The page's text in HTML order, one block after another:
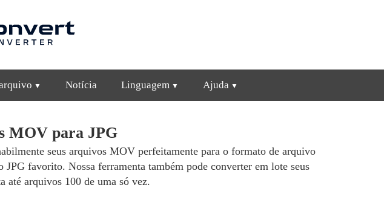
Notícia Linguagem Ajuda
MOV para JPG
seus arquivos MOV perfeitamente para o formato de arquivo
favorito. Nossa ferramenta também pode converter em lote seus
até arquivos 100 de uma só vez.